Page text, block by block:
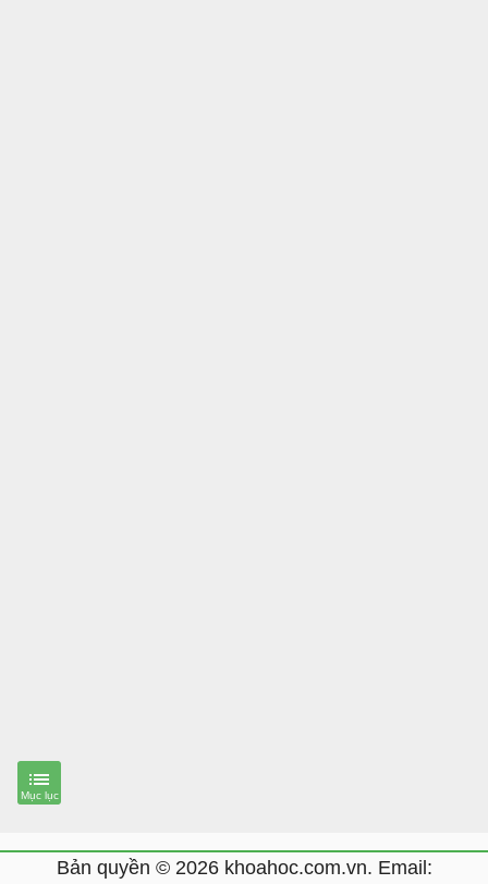
Bản quyền © 2026 khoahoc.com.vn. Email: